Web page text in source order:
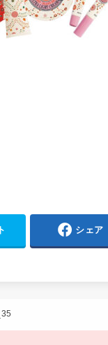
シェア